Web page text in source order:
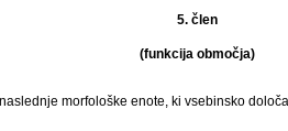
5. člen
(funkcija območja)
morfološke enote, ki vsebinsko